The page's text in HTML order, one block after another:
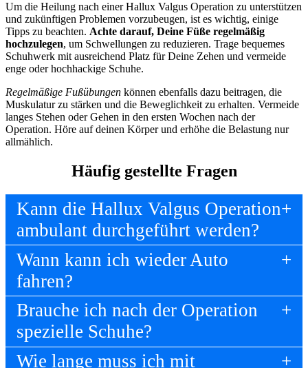
Um die Heilung nach einer Hallux Valgus Operation zu unterstützen
und zukünftigen Problemen vorzubeugen, ist es wichtig, einige
Tipps zu beachten. Achte darauf, Deine Füße regelmäßig
hochzulegen, um Schwellungen zu reduzieren. Trage bequemes
Schuhwerk mit ausreichend Platz für Deine Zehen und vermeide
enge oder hochhackige Schuhe.
Regelmäßige Fußübungen können ebenfalls dazu beitragen, die
Muskulatur zu stärken und die Beweglichkeit zu erhalten. Vermeide
langes Stehen oder Gehen in den ersten Wochen nach der
Operation. Höre auf deinen Körper und erhöhe die Belastung nur
allmählich.
Häufig gestellte Fragen
Kann die Hallux Valgus Operation
ambulant durchgeführt werden?
Wann kann ich wieder Auto
fahren?
Brauche ich nach der Operation
spezielle Schuhe?
Wie lange muss ich mit